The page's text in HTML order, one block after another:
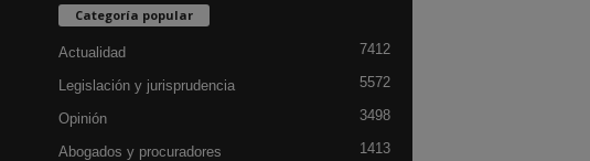
Categoría popular
Actualidad 7412
Legislación y jurisprudencia 5572
Opinión 3498
Abogados y procuradores 1413